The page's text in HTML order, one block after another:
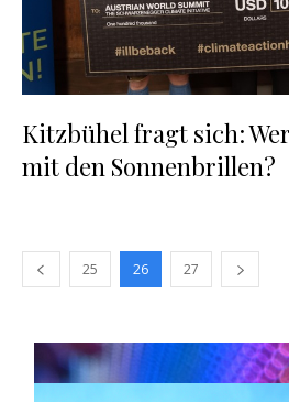
Kitzbühel fragt sich:
mit den Sonnenbrillen?
25 26 27